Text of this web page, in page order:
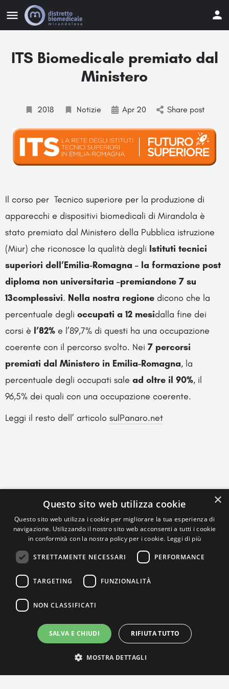
ITS Biomedicale premiato dal
Ministero
2018 Notizie Apr 20 Share post
Il corso per Tecnico superiore per la produzione di
apparecchi e dispositivi biomedicali di Mirandola è
stato premiato dal Ministero della Pubblica istruzione
(Miur) che riconosce la qualità degli Istituti tecnici
superiori dell’Emilia-Romagna – la formazione post
diploma non universitaria –premiandone 7 su
13complessivi. Nella nostra regione dicono che la
percentuale degli occupati a 12 mesidalla fine dei
corsi è l’82% e l’89,7% di questi ha una occupazione
coerente con il percorso svolto. Nei 7 percorsi
premiati dal Ministero in Emilia-Romagna, la
percentuale degli occupati sale ad oltre il 90%, il
96,5% dei quali con una occupazione coerente.
Leggi il resto dell’ articolo sulPanaro.net
×
Questo sito web utilizza cookie
Questo sito web utilizza i cookie per migliorare la tua esperienza di
navigazione. Utilizzando il nostro sito web acconsenti a tutti i cookie
in conformità con la nostra policy per i cookie. Leggi di più
STRETTAMENTE NECESSARI PERFORMANCE
TARGETING FUNZIONALITÀ
NON CLASSIFICATI
SALVA E CHIUDI RIFIUTA TUTTO
MOSTRA DETTAGLI